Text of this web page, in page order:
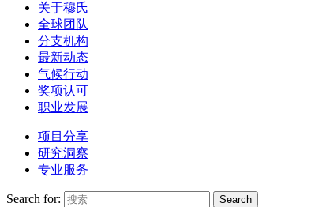
关于穆氏
全球团队
分支机构
最新动态
气候行动
奖项认可
职业发展
项目分享
研究洞察
专业服务
Search for: